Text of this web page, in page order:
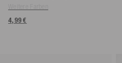
4,99 €